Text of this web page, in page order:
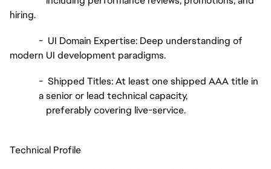
hiring.
- UI Domain Expertise: Deep understanding of
modern UI development paradigms.
- Shipped Titles: At least one shipped AAA title in
a senior or lead technical capacity,
preferably covering live-service.
Technical Profile